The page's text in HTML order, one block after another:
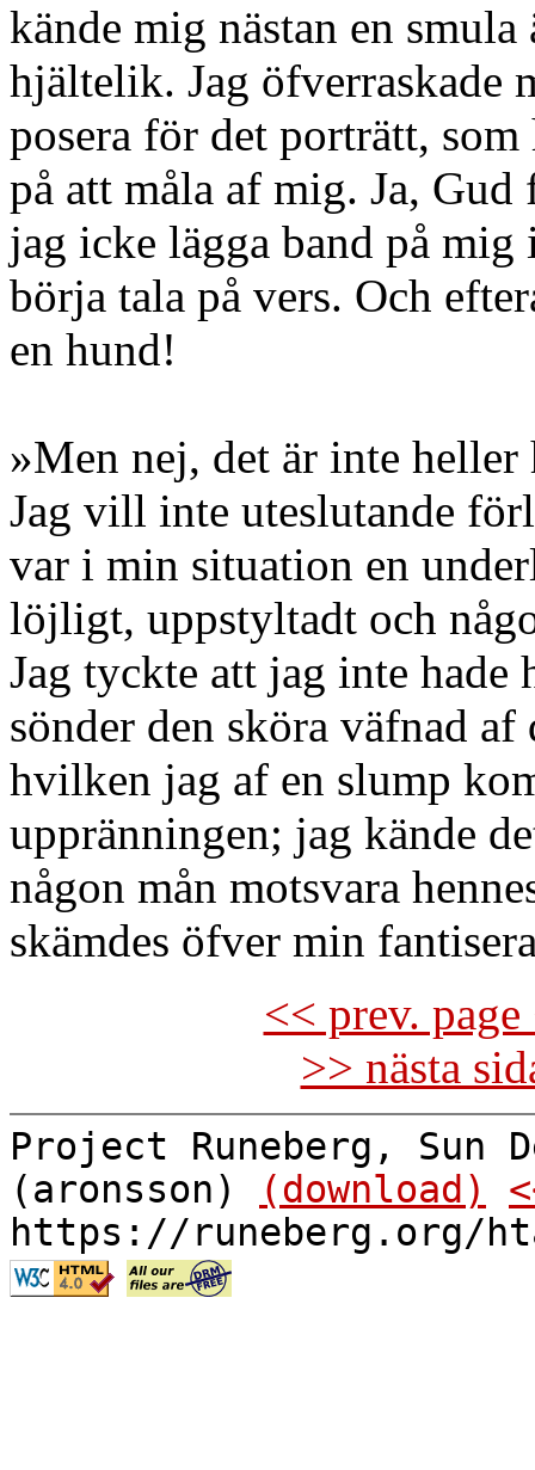
kände mig nästan en
hjältelik. Jag öfverraskade
posera för det porträtt,
på att måla af mig. Ja, Gud
jag icke lägga band på
börja tala på vers. Och
en hund!
»Men nej, det är inte heller
Jag vill inte uteslutande
var i min situation en
löjligt, uppstyltadt och
Jag tyckte att jag inte hade
sönder den sköra väfnad
hvilken jag af en slump
uppränningen; jag kände
någon mån motsvara
skämdes öfver min
<< prev.
>> nästa
Project Runeberg, Sun
(aronsson)
(download)
https://runeberg.org/